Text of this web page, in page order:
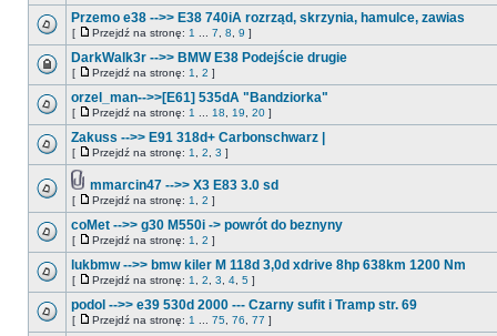
Przemo e38 -->> E38 740iA rozrząd, skrzynia, hamulce, zawias
[ Przejdź na stronę: 1 7 8 9 ]
DarkWalk3r -->> BMW E38 Podejście drugie
[ Przejdź na stronę: 1 2 ]
orzel_man-->>[E61] 535dA "Bandziorka"
[ Przejdź na stronę: 1 18 19 20 ]
Zakuss -->> E91 318d+ Carbonschwarz |
[ Przejdź na stronę: 1 2 3 ]
mmarcin47 -->> X3 E83 3.0 sd
[ Przejdź na stronę: 1 2 ]
coMet -->> g30 M550i -> powrót do beznyny
[ Przejdź na stronę: 1 2 ]
lukbmw -->> bmw kiler M 118d 3,0d xdrive 8hp 638km 1200 Nm
[ Przejdź na stronę: 1 2 3 4 5 ]
podol -->> e39 530d 2000 --- Czarny sufit i Tramp str. 69
[ Przejdź na stronę: 1 75 76 77 ]